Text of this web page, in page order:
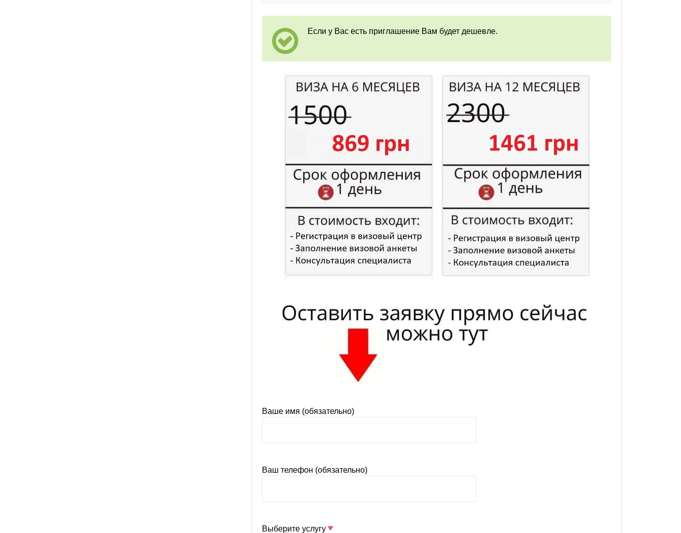
Если у Вас есть приглашение Вам будет дешевле.
Ваше имя (обязательно)
Ваш телефон (обязательно)
Выберите услугу